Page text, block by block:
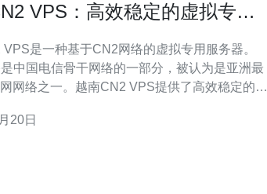
VPS：高效稳定的虚拟专用
VPS是一种基于CN2网络的虚拟专用服务器。
中国电信骨干网络的一部分，被认为是亚洲最
网络之一。越南CN2 VPS提供了高效稳定的网
，使其成为用户的首选： 1. 高速网络连接
20日